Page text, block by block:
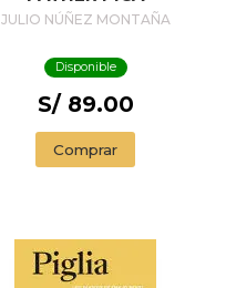
JULIO NÚÑEZ MONTAÑA
Disponible
S/ 89.00
Comprar